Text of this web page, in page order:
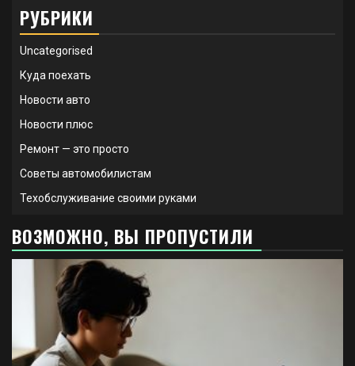
РУБРИКИ
Uncategorised
Куда поехать
Новости авто
Новости плюс
Ремонт — это просто
Советы автомобилистам
Техобслуживание своими руками
ВОЗМОЖНО, ВЫ ПРОПУСТИЛИ